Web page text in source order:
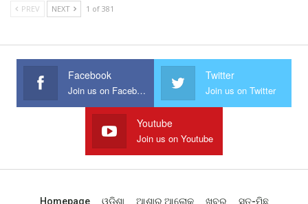
PREV NEXT 1 of 381
Facebook
Join us on Facebook
Twitter
Join us on Twitter
Youtube
Join us on Youtube
Homepage ଓଡିଶା ଆଶାର ଆଲୋକ ଖବର ସତ-ମିଛ